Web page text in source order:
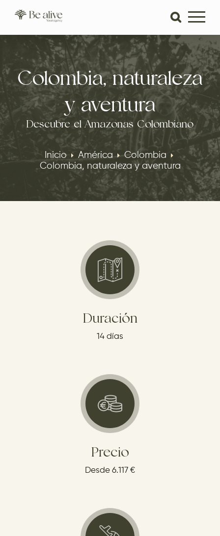
Colombia, naturaleza
y aventura
Descubre el Amazonas Colombiano
Inicio América
Colombia
Colombia, naturaleza y aventura
Duración
14 días
Precio
Desde 6.117 €